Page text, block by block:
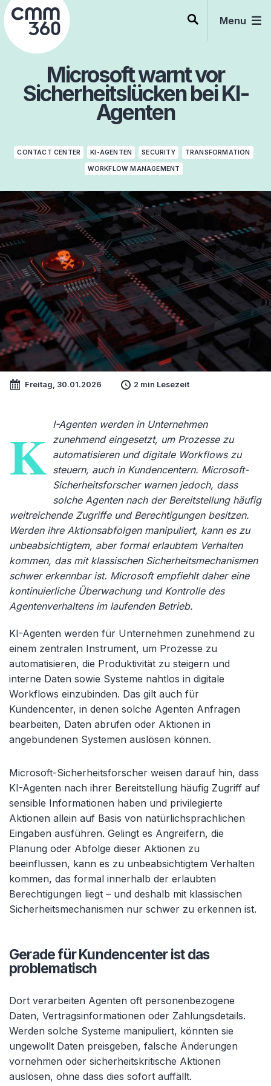
Skip
to
content
Menu
Microsoft warnt vor
Sicherheitslücken bei KI-
Agenten
CONTACT CENTER KI-AGENTEN SECURITY TRANSFORMATION
WORKFLOW MANAGEMENT
Freitag, 30.01.2026 2 min Lesezeit
K I-Agenten werden in Unternehmen
zunehmend eingesetzt, um Prozesse zu
automatisieren und digitale Workflows zu
steuern, auch in Kundencentern. Microsoft-
Sicherheitsforscher warnen jedoch, dass
solche Agenten nach der Bereitstellung häufig
weitreichende Zugriffe und Berechtigungen besitzen.
Werden ihre Aktionsabfolgen manipuliert, kann es zu
unbeabsichtigtem, aber formal erlaubtem Verhalten
kommen, das mit klassischen Sicherheitsmechanismen
schwer erkennbar ist. Microsoft empfiehlt daher eine
kontinuierliche Überwachung und Kontrolle des
Agentenverhaltens im laufenden Betrieb.
KI-Agenten werden für Unternehmen zunehmend zu
einem zentralen Instrument, um Prozesse zu
automatisieren, die Produktivität zu steigern und
interne Daten sowie Systeme nahtlos in digitale
Workflows einzubinden. Das gilt auch für
Kundencenter, in denen solche Agenten Anfragen
bearbeiten, Daten abrufen oder Aktionen in
angebundenen Systemen auslösen können.
Microsoft-Sicherheitsforscher weisen darauf hin, dass
KI-Agenten nach ihrer Bereitstellung häufig Zugriff auf
sensible Informationen haben und privilegierte
Aktionen allein auf Basis von natürlichsprachlichen
Eingaben ausführen. Gelingt es Angreifern, die
Planung oder Abfolge dieser Aktionen zu
beeinflussen, kann es zu unbeabsichtigtem Verhalten
kommen, das formal innerhalb der erlaubten
Berechtigungen liegt – und deshalb mit klassischen
Sicherheitsmechanismen nur schwer zu erkennen ist.
Gerade für Kundencenter ist das
problematisch
Dort verarbeiten Agenten oft personenbezogene
Daten, Vertragsinformationen oder Zahlungsdetails.
Werden solche Systeme manipuliert, könnten sie
ungewollt Daten preisgeben, falsche Änderungen
vornehmen oder sicherheitskritische Aktionen
auslösen, ohne dass dies sofort auffällt.